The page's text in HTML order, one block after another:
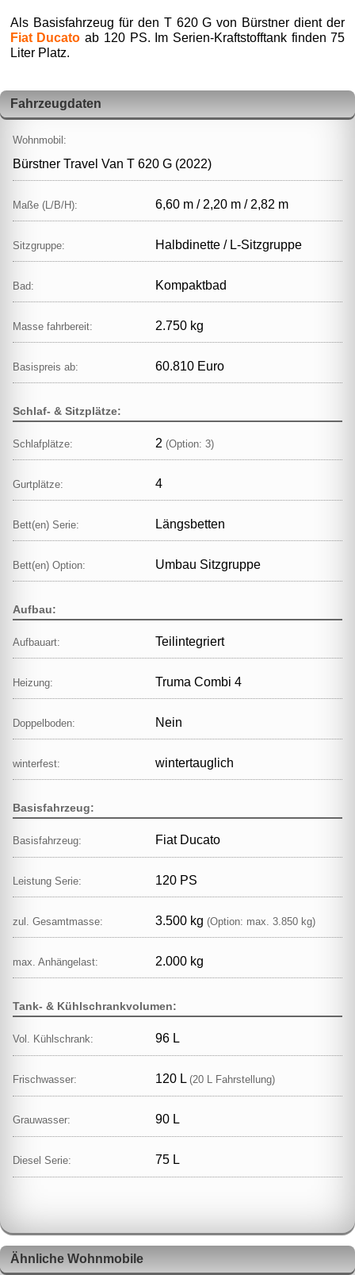
Als Basisfahrzeug für den T 620 G von Bürstner dient der
Fiat Ducato ab 120 PS. Im Serien-Kraftstofftank finden 75
Liter Platz.
Fahrzeugdaten
Wohnmobil:
Bürstner Travel Van T 620 G (2022)
Maße (L/B/H): 6,60 m / 2,20 m / 2,82 m
Sitzgruppe: Halbdinette / L‑Sitzgruppe
Bad: Kompaktbad
Masse fahrbereit: 2.750 kg
Basispreis ab: 60.810 Euro
Schlaf- & Sitzplätze:
Schlafplätze: 2 (Option: 3)
Gurtplätze: 4
Bett(en) Serie: Längsbetten
Bett(en) Option: Umbau Sitzgruppe
Aufbau:
Aufbauart: Teilintegriert
Heizung: Truma Combi 4
Doppelboden: Nein
winterfest: wintertauglich
Basisfahrzeug:
Basisfahrzeug: Fiat Ducato
Leistung Serie: 120 PS
zul. Gesamtmasse: 3.500 kg (Option: max. 3.850 kg)
max. Anhängelast: 2.000 kg
Tank- & Kühlschrankvolumen:
Vol. Kühlschrank: 96 L
Frischwasser: 120 L (20 L Fahrstellung)
Grauwasser: 90 L
Diesel Serie: 75 L
Ähnliche Wohnmobile